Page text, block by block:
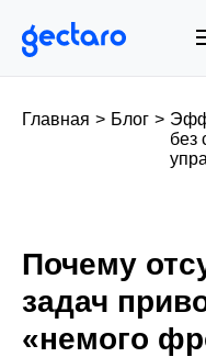
Главная > Блог >
без
Почему
задач
«немого